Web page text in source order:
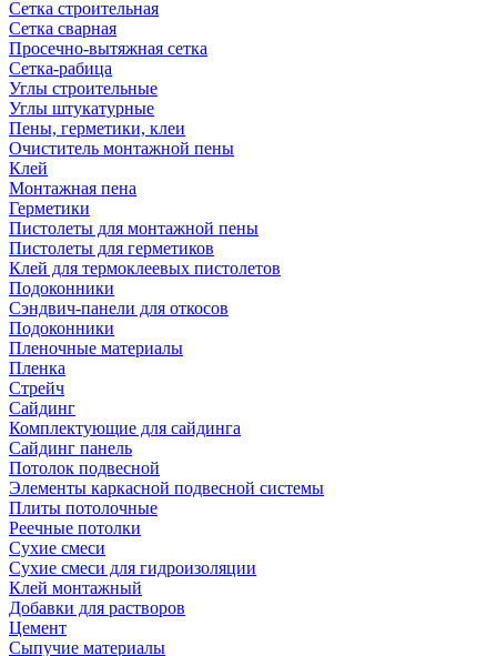
Сетка строительная
Сетка сварная
Просечно-вытяжная сетка
Сетка-рабица
Углы строительные
Углы штукатурные
Пены, герметики, клеи
Очиститель монтажной пены
Клей
Монтажная пена
Герметики
Пистолеты для монтажной пены
Пистолеты для герметиков
Клей для термоклеевых пистолетов
Подоконники
Сэндвич-панели для откосов
Подоконники
Пленочные материалы
Пленка
Стрейч
Сайдинг
Комплектующие для сайдинга
Сайдинг панель
Потолок подвесной
Элементы каркасной подвесной системы
Плиты потолочные
Реечные потолки
Сухие смеси
Сухие смеси для гидроизоляции
Клей монтажный
Добавки для растворов
Цемент
Сыпучие материалы